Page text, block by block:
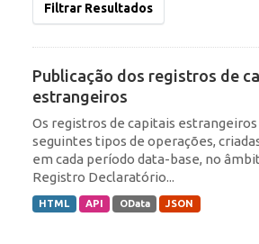
Filtrar Resultados
Publicação dos registros de
estrangeiros
Os registros de capitais
seguintes tipos de operações,
em cada período data-base, no
Registro Declaratório...
HTML API OData JSON